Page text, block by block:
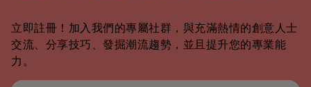
立即註冊！加入我們的專屬社群，與充滿熱情的創意人士
交流、分享技巧、發掘潮流趨勢，並且提升您的專業能
力。